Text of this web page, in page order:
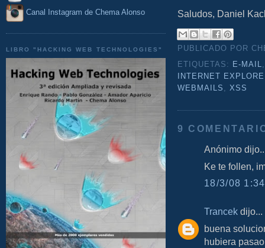
Canal Instagram de Chema Alonso
LIBRO "HACKING WEB TECHNOLOGIES"
Saludos, Daniel
PUBLICADO POR
ETIQUETAS:
E-MAIL
INTERNET
WEBMAILS ,XSS
9
Anónimo
Ke te follen,
18/3/08
Trancek dijo...
buena
hubiera